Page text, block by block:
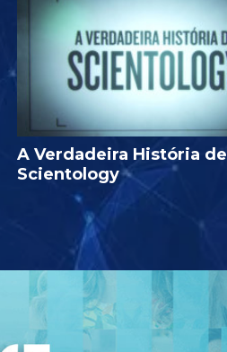
A Verdadeira História de
Scientology